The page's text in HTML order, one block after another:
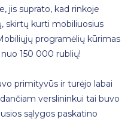
jis suprato, kad rinkoje
skirtų kurti mobiliuosius
programėlių kūrimas
150 000 rublių!
primityvūs ir turėjo labai
verslininkui tai buvo
sąlygos paskatino